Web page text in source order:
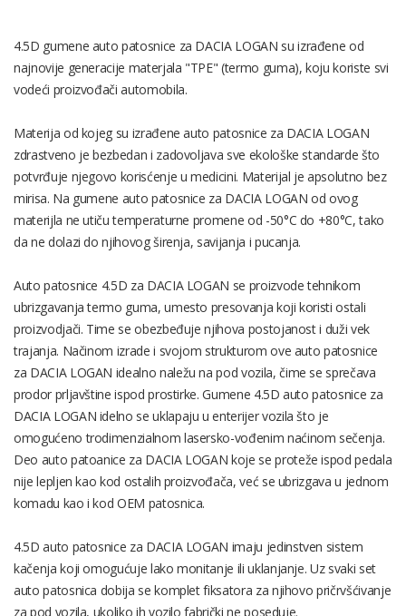
4.5D gumene auto patosnice za DACIA LOGAN su izrađene od
najnovije generacije materjala "TPE" (termo guma), koju koriste svi
vodeći proizvođači automobila.
Materija od kojeg su izrađene auto patosnice za DACIA LOGAN
zdrastveno je bezbedan i zadovoljava sve ekološke standarde što
potvrđuje njegovo korisćenje u medicini. Materijal je apsolutno bez
mirisa. Na gumene auto patosnice za DACIA LOGAN od ovog
materijla ne utiču temperaturne promene od -50°C do +80°C, tako
da ne dolazi do njihovog širenja, savijanja i pucanja.
Auto patosnice 4.5D za DACIA LOGAN se proizvode tehnikom
ubrizgavanja termo guma, umesto presovanja koji koristi ostali
proizvodjači. Time se obezbeđuje njihova postojanost i duži vek
trajanja. Načinom izrade i svojom strukturom ove auto patosnice
za DACIA LOGAN idealno naležu na pod vozila, čime se sprečava
prodor prljavštine ispod prostirke. Gumene 4.5D auto patosnice za
DACIA LOGAN idelno se uklapaju u enterijer vozila što je
omogućeno trodimenzialnom lasersko-vođenim naćinom sečenja.
Deo auto patoanice za DACIA LOGAN koje se proteže ispod pedala
nije lepljen kao kod ostalih proizvođača, već se ubrizgava u jednom
komadu kao i kod OEM patosnica.
4.5D auto patosnice za DACIA LOGAN imaju jedinstven sistem
kačenja koji omogućuje lako monitanje ili uklanjanje. Uz svaki set
auto patosnica dobija se komplet fiksatora za njihovo pričrvšćivanje
za pod vozila, ukoliko ih vozilo fabrički ne poseduje.